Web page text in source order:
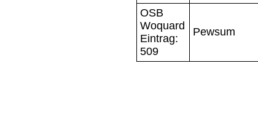
OSB
Woquard
Eintrag:
509
Pewsum